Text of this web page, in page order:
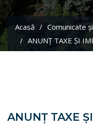
Acasă Comunicate
ANUNȚ TAXE ȘI
ANUNȚ TAXE